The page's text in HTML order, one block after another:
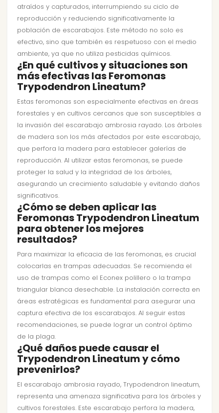
atraídos y capturados, interrumpiendo su ciclo de
reproducción y reduciendo significativamente la
población de escarabajos. Este método no solo es
efectivo, sino que también es respetuoso con el medio
ambiente, ya que no utiliza pesticidas químicos.
¿En qué cultivos y situaciones son
más efectivas las Feromonas
Trypodendron Lineatum?
Estas feromonas son especialmente efectivas en áreas
forestales y en cultivos cercanos que son susceptibles a
la invasión del escarabajo ambrosia rayado. Los árboles
de madera son los más afectados por este escarabajo,
que perfora la madera para establecer galerías de
reproducción. Al utilizar estas feromonas, se puede
proteger la salud y la integridad de los árboles,
asegurando un crecimiento saludable y evitando daños
significativos.
¿Cómo se deben aplicar las
Feromonas Trypodendron Lineatum
para obtener los mejores
resultados?
Para maximizar la eficacia de las feromonas, es crucial
colocarlas en trampas adecuadas. Se recomienda el
uso de trampas como el Econex polillero o la trampa
triangular blanca desechable. La instalación correcta en
áreas estratégicas es fundamental para asegurar una
captura efectiva de los escarabajos. Al seguir estas
recomendaciones, se puede lograr un control óptimo
de la plaga.
¿Qué daños puede causar el
Trypodendron Lineatum y cómo
prevenirlos?
El escarabajo ambrosia rayado, Trypodendron lineatum,
representa una amenaza significativa para los árboles y
cultivos forestales. Este escarabajo perfora la madera,